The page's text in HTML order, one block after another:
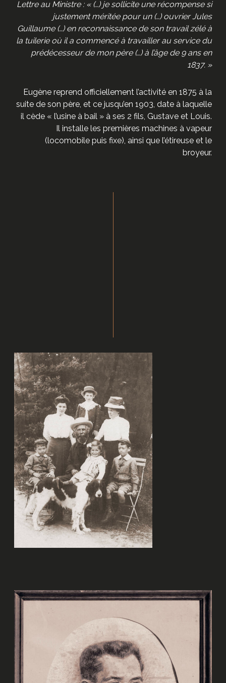
Lettre au Ministre : « (…) je sollicite une récompense si
justement méritée pour un (…) ouvrier Jules
Guillaume (…) en reconnaissance de son travail zélé à
la tuilerie où il a commencé à travailler au service du
prédécesseur de mon père (…) à l’âge de 9 ans en
1837. »
Eugène reprend officiellement l’activité en 1875 à la
suite de son père, et ce jusqu’en 1903, date à laquelle
il cède « l’usine à bail » à ses 2 fils, Gustave et Louis.
Il installe les premières machines à vapeur
(locomobile puis fixe), ainsi que l’étireuse et le
broyeur.